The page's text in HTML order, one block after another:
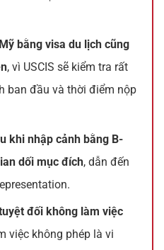
bằng visa du lịch cũng
, vì USCIS sẽ kiểm tra rất
ban đầu và thời điểm nộp
khi nhập cảnh bằng B-
dối mục đích, dẫn đến
đối không làm việc
việc không phép là vi